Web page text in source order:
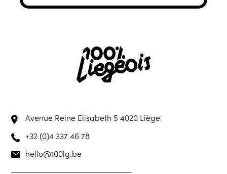
Avenue Reine Elisabeth 54020 Liège
+32 (0)4 337 46 78
hello@100lg.be